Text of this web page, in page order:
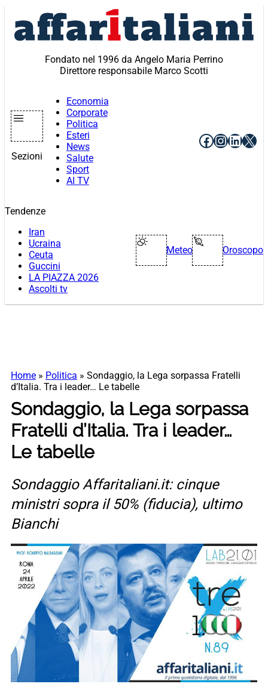
contenuto
Fondato nel 1996 da Angelo Maria Perrino
Direttore responsabile Marco Scotti
Sezioni
Economia
Corporate
Politica
Esteri
News
Salute
Sport
AI TV
Facebook
X
Tendenze
Iran
Ucraina
Ceuta
Guccini
LA PIAZZA 2026
Ascolti tv
Meteo Oroscopo
Home » Politica » Sondaggio, la Lega sorpassa Fratelli
d’Italia. Tra i leader… Le tabelle
Sondaggio, la Lega sorpassa
Fratelli d’Italia. Tra i leader…
Le tabelle
Sondaggio Affaritaliani.it: cinque
ministri sopra il 50% (fiducia), ultimo
Bianchi